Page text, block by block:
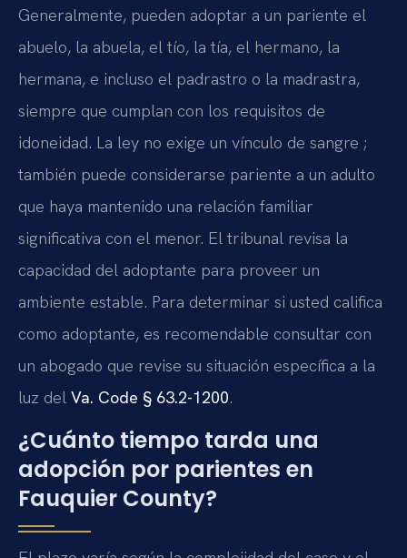
Generalmente, pueden adoptar a un pariente el
abuelo, la abuela, el tío, la tía, el hermano, la
hermana, e incluso el padrastro o la madrastra,
siempre que cumplan con los requisitos de
idoneidad. La ley no exige un vínculo de sangre ;
también puede considerarse pariente a un adulto
que haya mantenido una relación familiar
significativa con el menor. El tribunal revisa la
capacidad del adoptante para proveer un
ambiente estable. Para determinar si usted califica
como adoptante, es recomendable consultar con
un abogado que revise su situación específica a la
luz del Va. Code § 63.2-1200.
¿Cuánto tiempo tarda una
adopción por parientes en
Fauquier County?